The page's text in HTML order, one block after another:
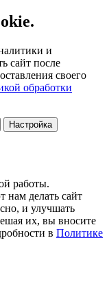
и
сайт после
своего
обработки
Настройка
работы.
нам делать сайт
и улучшать
их, вы вносите
в Политике